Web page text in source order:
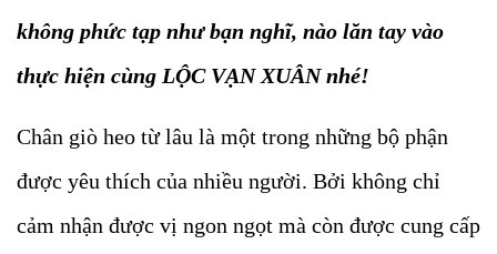
không phức tạp như bạn nghĩ, nào lăn tay vào
thực hiện cùng LỘC VẠN XUÂN nhé!
Chân giò heo từ lâu là một trong những bộ phận
được yêu thích của nhiều người. Bởi không chỉ
cảm nhận được vị ngon ngọt mà còn được cung cấp